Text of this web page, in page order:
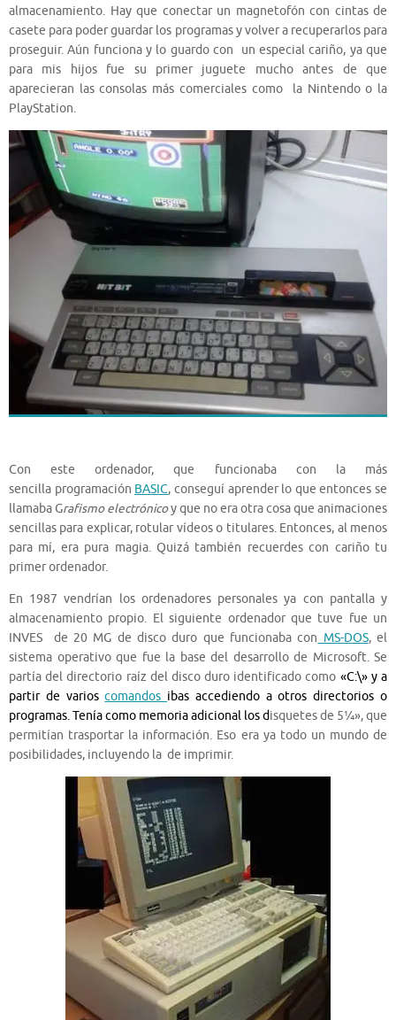
almacenamiento. Hay que conectar un magnetofón con cintas de
casete para poder guardar los programas y volver a recuperarlos para
proseguir. Aún funciona y lo guardo con un especial cariño, ya que
para mis hijos fue su primer juguete mucho antes de que
aparecieran las consolas más comerciales como la Nintendo o la
PlayStation.
Con este ordenador, que funcionaba con la más
sencilla programación BASIC, conseguí aprender lo que entonces se
llamaba Grafismo electrónicoy que no era otra cosa que animaciones
sencillas para explicar, rotular vídeos o titulares. Entonces, al menos
para mí, era pura magia. Quizá también recuerdes con cariño tu
primer ordenador.
En 1987 vendrían los ordenadores personales ya con pantalla y
almacenamiento propio. El siguiente ordenador que tuve fue un
INVES de 20 MG de disco duro que funcionaba con MS-DOS, el
sistema operativo que fue la base del desarrollo de Microsoft. Se
partía del directorio raíz del disco duro identificado como «C:\» y a
partir de varioscomandos ibas accediendo a otros directorios o
programas. Tenía como memoria adicional los disquetes de 5¼», que
permitían trasportar la información. Eso era ya todo un mundo de
posibilidades, incluyendo la de imprimir.